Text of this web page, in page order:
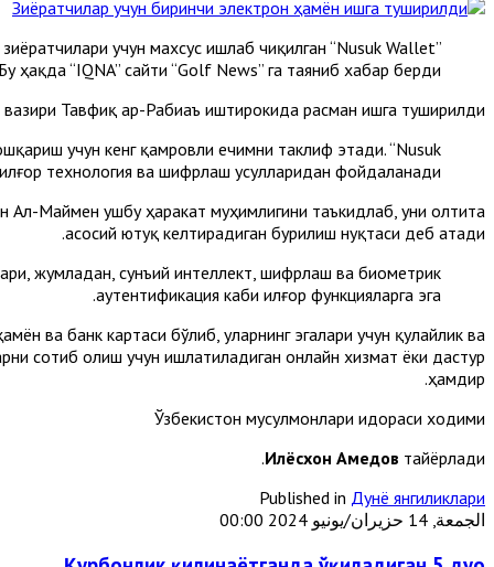
учун махсус ишлаб чиқилган “Nusuk Wallet”
“IQNA” сайти “Golf News” га таяниб хабар берди.
вазири Тавфиқ ар-Рабиаъ иштирокида расман ишга туширилди.
учун кенг қамровли ечимни таклиф этади. “Nusuk
технология ва шифрлаш усулларидан фойдаланади.
Aл-Маймен ушбу ҳаракат муҳимлигини таъкидлаб, уни олтита
асосий ютуқ келтирадиган бурилиш нуқтаси деб атади.
жумладан, сунъий интеллект, шифрлаш ва биометрик
аутентификация каби илғор функцияларга эга.
ва банк картаси бўлиб, уларнинг эгалари учун қулайлик ва
сотиб олиш учун ишлатиладиган онлайн хизмат ёки дастур
ҳамдир.
Ўзбекистон мусулмонлари идораси ходими
Илёсхон Аҳмедов тайёрлади.
Published in Дунё янгиликлари
الجمعة, 14 حزيران/يونيو 2024 00:00